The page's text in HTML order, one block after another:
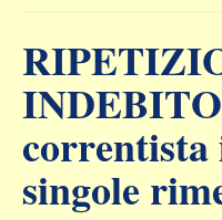
correntista
singole